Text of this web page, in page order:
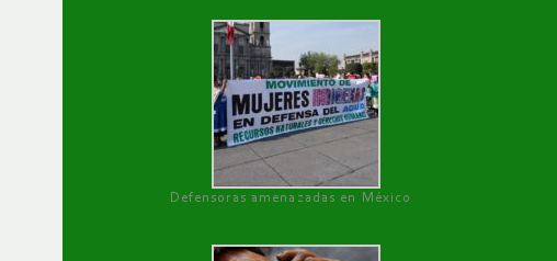
Defensoras amenazadas en México